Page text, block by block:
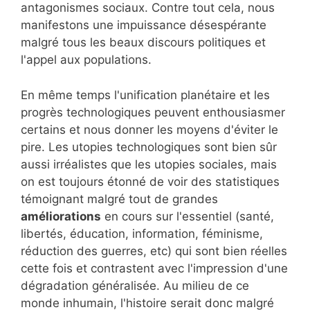
antagonismes sociaux. Contre tout cela, nous
manifestons une impuissance désespérante
malgré tous les beaux discours politiques et
l'appel aux populations.
En même temps l'unification planétaire et les
progrès technologiques peuvent enthousiasmer
certains et nous donner les moyens d'éviter le
pire. Les utopies technologiques sont bien sûr
aussi irréalistes que les utopies sociales, mais
on est toujours étonné de voir des statistiques
témoignant malgré tout de grandes
améliorations en cours sur l'essentiel (santé,
libertés, éducation, information, féminisme,
réduction des guerres, etc) qui sont bien réelles
cette fois et contrastent avec l'impression d'une
dégradation généralisée. Au milieu de ce
monde inhumain, l'histoire serait donc malgré